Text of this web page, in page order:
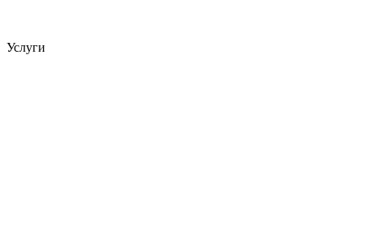
Услуги